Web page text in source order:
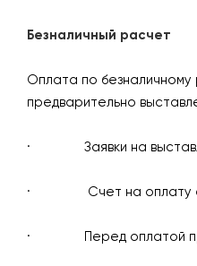
Безналичный расчет
Оплата по
предварительно
· Заявки на
· Счет на оплату
· Перед оплатой